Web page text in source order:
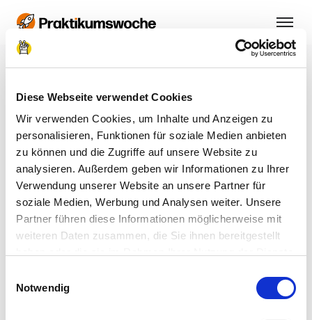
Diese Webseite verwendet Cookies
Wir verwenden Cookies, um Inhalte und Anzeigen zu
personalisieren, Funktionen für soziale Medien anbieten
zu können und die Zugriffe auf unsere Website zu
analysieren. Außerdem geben wir Informationen zu Ihrer
Verwendung unserer Website an unsere Partner für
soziale Medien, Werbung und Analysen weiter. Unsere
Partner führen diese Informationen möglicherweise mit
weiteren Daten zusammen, die Sie ihnen bereitgestellt
Impressum
Notwendig
Schüler:in oder
Unternehmen?
So versorgen wir dich dann rechtzeitig mit den
passenden Informationen.
Schüler:in